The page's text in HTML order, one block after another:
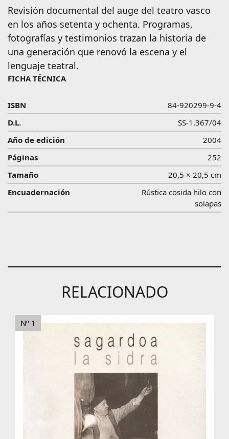
Revisión documental del auge del teatro vasco
en los años setenta y ochenta. Programas,
fotografías y testimonios trazan la historia de
una generación que renovó la escena y el
lenguaje teatral.
FICHA TÉCNICA
ISBN
84-920299-9-4
D.L.
SS-1.367/04
Año de edición
2004
Páginas
252
Tamaño
20,5 × 20,5 cm
Encuadernación
Rústica cosida hilo con
solapas
RELACIONADO
Nº 1